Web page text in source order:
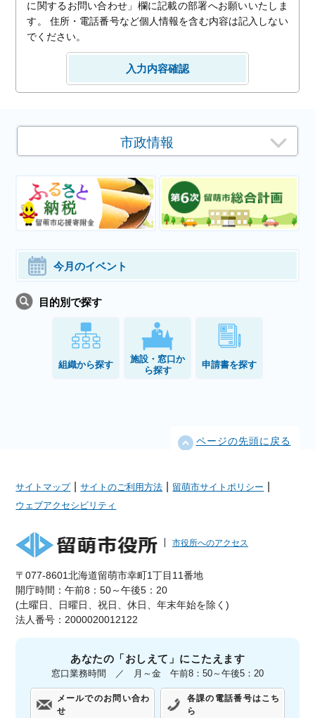
に関するお問い合わせ」欄に記載の部署へお願いいたしま
す。 住所・電話番号など個人情報を含む内容は記入しない
でください。
市政情報
今月のイベント
目的別で探す
組織から探す
施設・窓口か
ら探す
申請書を探す
ページの先頭に戻る
サイトマップ サイトのご利用方法 留萌市サイトポリシー
ウェブアクセシビリティ
市役所へのアクセス
〒077-8601北海道留萌市幸町1丁目11番地
開庁時間：午前8：50～午後5：20
(土曜日、日曜日、祝日、休日、年末年始を除く)
法人番号：2000020012122
あなたの「おしえて」にこたえます
窓口業務時間 ／ 月～金 午前8：50～午後5：20
メールでのお問い合わ
せ
各課の電話番号はこち
ら